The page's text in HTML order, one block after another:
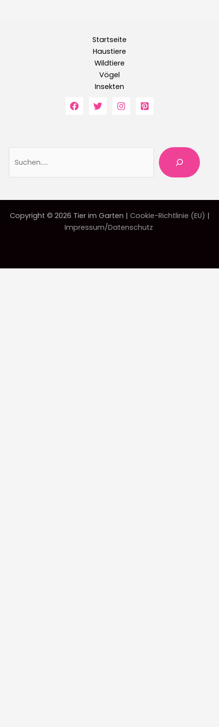
Startseite
Haustiere
Wildtiere
Vögel
Insekten
Copyright © 2026 Tier im Garten | Cookie-Richtlinie (EU) |
Impressum/Datenschutz